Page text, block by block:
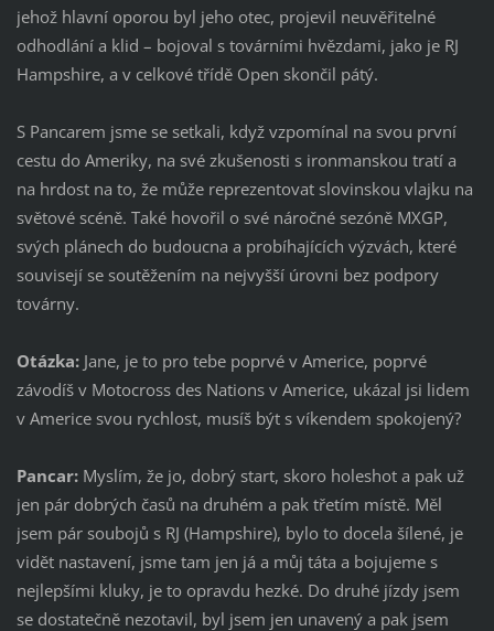
jehož hlavní oporou byl jeho otec, projevil neuvěřitelné
odhodlání a klid – bojoval s továrními hvězdami, jako je RJ
Hampshire, a v celkové třídě Open skončil pátý.
S Pancarem jsme se setkali, když vzpomínal na svou první
cestu do Ameriky, na své zkušenosti s ironmanskou tratí a
na hrdost na to, že může reprezentovat slovinskou vlajku na
světové scéně. Také hovořil o své náročné sezóně MXGP,
svých plánech do budoucna a probíhajících výzvách, které
souvisejí se soutěžením na nejvyšší úrovni bez podpory
továrny.
Otázka: Jane, je to pro tebe poprvé v Americe, poprvé
závodíš v Motocross des Nations v Americe, ukázal jsi lidem
v Americe svou rychlost, musíš být s víkendem spokojený?
Pancar: Myslím, že jo, dobrý start, skoro holeshot a pak už
jen pár dobrých časů na druhém a pak třetím místě. Měl
jsem pár soubojů s RJ (Hampshire), bylo to docela šílené, je
vidět nastavení, jsme tam jen já a můj táta a bojujeme s
nejlepšími kluky, je to opravdu hezké. Do druhé jízdy jsem
se dostatečně nezotavil, byl jsem jen unavený a pak jsem